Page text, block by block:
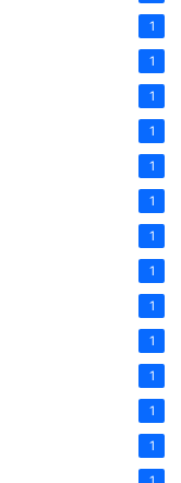
1
1
1
1
1
1
1
1
1
1
1
1
1